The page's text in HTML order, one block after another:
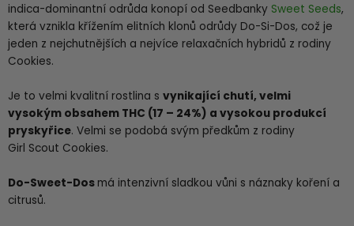
indica-dominantní odrůda konopí od Seedbanky Sweet Seeds,
která vznikla křížením elitních klonů odrůdy Do-Si-Dos, což je
jeden z nejchutnějších a nejvíce relaxačních hybridů z rodiny
Cookies.
Je to velmi kvalitní rostlina s vynikající chutí, velmi
vysokým obsahem THC (17 – 24%) a vysokou produkcí
pryskyřice. Velmi se podobá svým předkům z rodiny
Girl Scout Cookies.
Do-Sweet-Dos má intenzivní sladkou vůni s náznaky koření a
citrusů.